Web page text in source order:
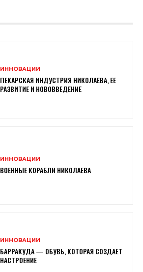
ИННОВАЦИИ
ПЕКАРСКАЯ ИНДУСТРИЯ НИКОЛАЕВА, ЕЕ
РАЗВИТИЕ И НОВОВВЕДЕНИЕ
ИННОВАЦИИ
ВОЕННЫЕ КОРАБЛИ НИКОЛАЕВА
ИННОВАЦИИ
БАРРАКУДА — ОБУВЬ, КОТОРАЯ СОЗДАЕТ
НАСТРОЕНИЕ